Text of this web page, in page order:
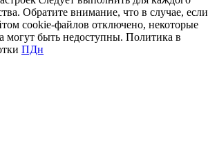
Обратите внимание, что в случае, если
cookie-файлов отключено, некоторые
могут быть недоступны. Политика в
ПДн